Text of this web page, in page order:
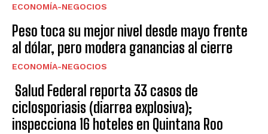
ECONOMÍA-NEGOCIOS
Peso toca su mejor nivel desde mayo frente
al dólar, pero modera ganancias al cierre
ECONOMÍA-NEGOCIOS
Salud Federal reporta 33 casos de
ciclosporiasis (diarrea explosiva);
inspecciona 16 hoteles en Quintana Roo